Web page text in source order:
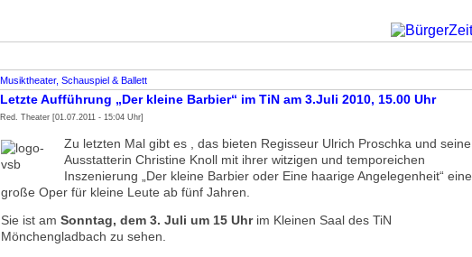
Musiktheater, Schauspiel & Ballett
Letzte Aufführung „Der kleine Barbier“ im TiN am 3.Juli 2010, 15.00 Uhr
Red. Theater [01.07.2011 - 15:04 Uhr]
Zu letzten Mal gibt es , das bieten Regisseur Ulrich Proschka und seine
Ausstatterin Christine Knoll mit ihrer witzigen und temporeichen
Inszenierung „Der kleine Barbier oder Eine haarige Angelegenheit“ eine
große Oper für kleine Leute ab fünf Jahren.
Sie ist am Sonntag, dem 3. Juli um 15 Uhrim Kleinen Saal des TiN
Mönchengladbach zu sehen.